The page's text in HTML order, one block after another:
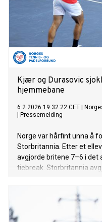
Kjær og Durasovic
hjemmebane
6.2.2026 19:32:22 CET
Pressemelding
Norge var hårfint unna å
Storbritannia. Etter et
avgjorde britene 7–6 i det
tiebreak. Storbritannia